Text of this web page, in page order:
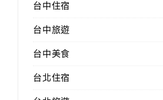
台中住宿
台中旅遊
台中美食
台北住宿